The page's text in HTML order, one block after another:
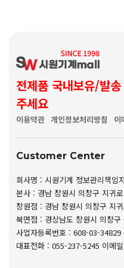
전제품 국내보유/발
주세요
이용약관 개인정보처리방침 이
Customer Center
회사명 : 시원기계 정보관리책임
본사 : 경남 창원시 의창구 지귀
창원점 : 경남 창원시 의창구 지
북면점 : 경상남도 창원시 의창
사업자등록번호 : 608-03-34829
대표전화 : 055-237-5245 이메